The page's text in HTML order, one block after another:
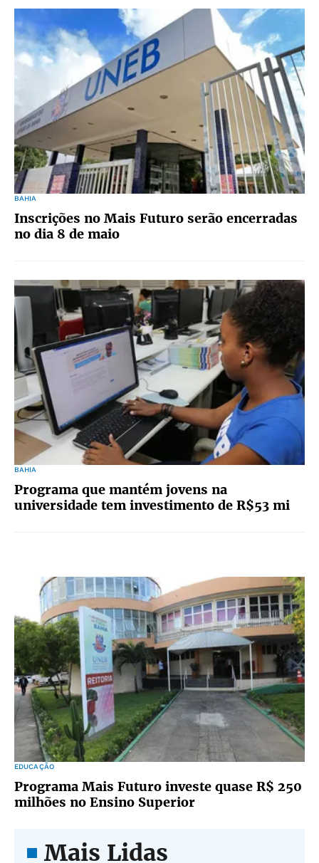
BAHIA
Inscrições no Mais Futuro serão encerradas
no dia 8 de maio
BAHIA
Programa que mantém jovens na
universidade tem investimento de R$53 mi
EDUCAÇÃO
Programa Mais Futuro investe quase R$ 250
milhões no Ensino Superior
Mais Lidas